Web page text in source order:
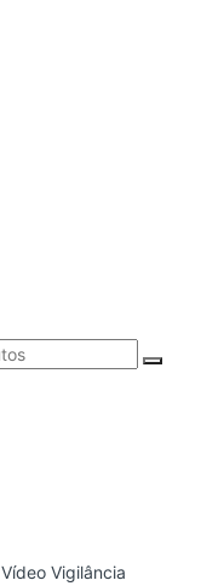
Vídeo Vigilância